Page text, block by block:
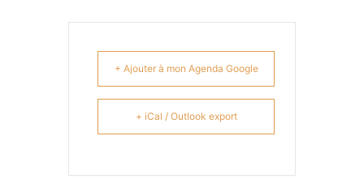
+ Ajouter à mon Agenda Google
+ iCal / Outlook export